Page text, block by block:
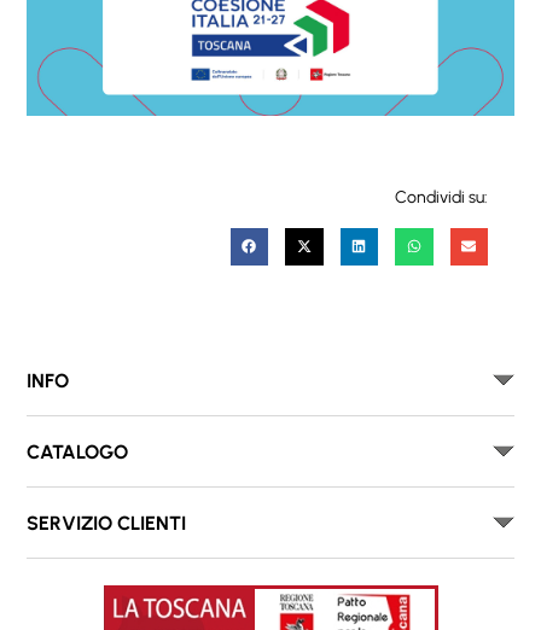
Condividi su:
INFO
CATALOGO
SERVIZIO CLIENTI